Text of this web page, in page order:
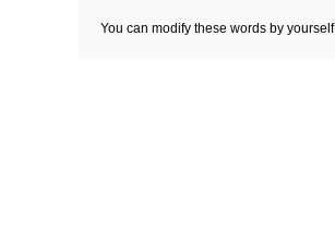
You can modify these words by yourself